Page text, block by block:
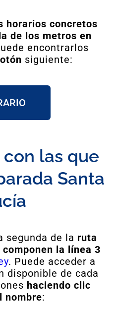
horarios concretos
de los metros en
encontrarlos
siguiente:
las que
Santa
segunda de la ruta
la línea 3
. Puede acceder a
disponible de cada
haciendo clic
nombre: